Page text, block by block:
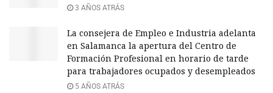
3 AÑOS ATRÁS
La consejera de Empleo e Industria adelanta
en Salamanca la apertura del Centro de
Formación Profesional en horario de tarde
para trabajadores ocupados y desempleados
5 AÑOS ATRÁS